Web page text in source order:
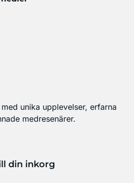
unika upplevelser, erfarna
medresenärer.
din inkorg